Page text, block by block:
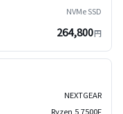
NVMe SSD
264,800円
NEXTGEAR
Ryzen 5 7500F